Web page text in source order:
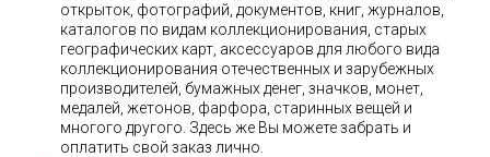
открыток, фотографий, документов, книг, журналов,
каталогов по видам коллекционирования, старых
географических карт, аксессуаров для любого вида
коллекционирования отечественных и зарубежных
производителей, бумажных денег, значков, монет,
медалей, жетонов, фарфора, старинных вещей и
многого другого. Здесь же Вы можете забрать и
оплатить свой заказ лично.